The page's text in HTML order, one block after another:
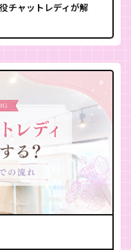
チャットレディが解